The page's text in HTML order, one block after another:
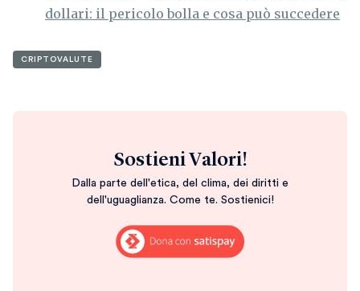
dollari: il pericolo bolla e cosa può succedere
CRIPTOVALUTE
Sostieni Valori!
Dalla parte dell'etica, del clima, dei diritti e
dell'uguaglianza. Come te. Sostienici!